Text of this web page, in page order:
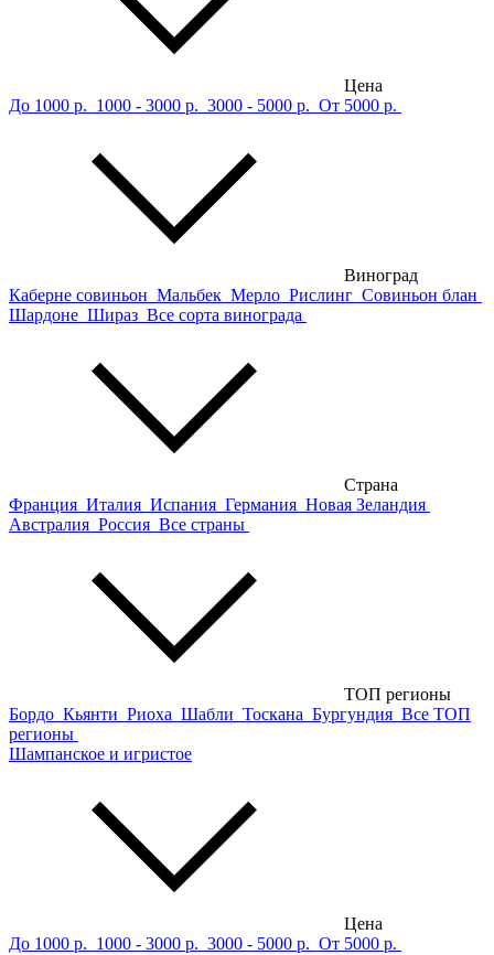
Цена
До 1000 р. 1000 - 3000 р. 3000 - 5000 р. От 5000 р.
Виноград
Каберне совиньон Мальбек Мерло Рислинг Совиньон блан
Шардоне Шираз Все сорта винограда
Страна
Франция Италия Испания Германия Новая Зеландия
Австралия Россия Все страны
ТОП регионы
Бордо Кьянти Риоха Шабли Тоскана Бургундия Все ТОП
регионы
Шампанское и игристое
Цена
До 1000 р. 1000 - 3000 р. 3000 - 5000 р. От 5000 р.